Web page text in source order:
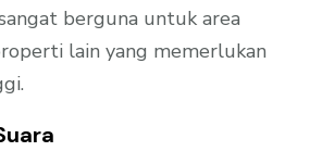
berguna untuk area
lain yang memerlukan